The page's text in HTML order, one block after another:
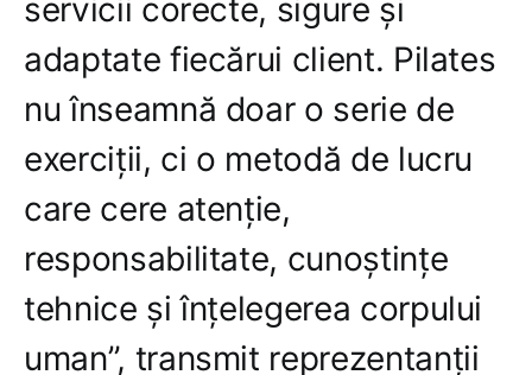
servicii corecte, sigure și
adaptate fiecărui client. Pilates
nu înseamnă doar o serie de
exerciții, ci o metodă de lucru
care cere atenție,
responsabilitate, cunoștințe
tehnice și înțelegerea corpului
uman”, transmit reprezentanții